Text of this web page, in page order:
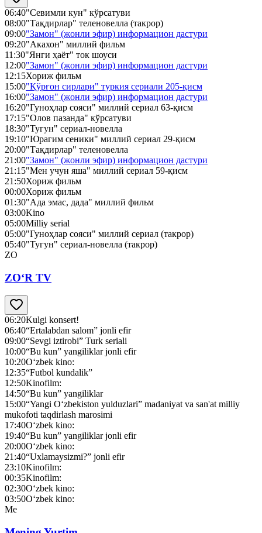
06:40"Севимли кун" кўрсатуви
08:00"Тақдирлар" теленовелла (такрор)
09:00"Замон" (жонли эфир) информацион дастури
09:20"Акахон" миллий фильм
11:30"Янги ҳаёт" ток шоуси
12:00"Замон" (жонли эфир) информацион дастури
12:15Хориж фильм
15:00"Қўрғон сирлари" туркия сериали 205-қисм
16:00"Замон" (жонли эфир) информацион дастури
16:20"Гуноҳлар сояси" миллий сериал 63-қисм
17:15"Олов пазанда" кўрсатуви
18:30"Тугун" сериал-новелла
19:10"Юрагим сеники" миллий сериал 29-қисм
20:00"Тақдирлар" теленовелла
21:00"Замон" (жонли эфир) информацион дастури
21:15"Мен учун яша" миллий сериал 59-қисм
21:50Хориж фильм
00:00Хориж фильм
01:30"Ада эмас, дада" миллий фильм
03:00Kino
05:00Milliy serial
05:00"Гуноҳлар сояси" миллий сериал (такрор)
05:40"Тугун" сериал-новелла (такрор)
ZO
ZO‘R TV
06:20Kulgi konsert!
06:40“Ertalabdan salom” jonli efir
09:00“Sevgi iztirobi” Turk seriali
10:00“Bu kun” yangiliklar jonli efir
10:20O‘zbek kino:
12:35“Futbol kundalik”
12:50Kinofilm:
14:50“Bu kun” yangiliklar
15:00“Yangi O‘zbekiston yulduzlari” madaniyat va san'at milliy
mukofoti taqdirlash marosimi
17:40O‘zbek kino:
19:40“Bu kun” yangiliklar jonli efir
20:00O‘zbek kino:
21:40“Uxlamaysizmi?” jonli efir
23:10Kinofilm:
00:35Kinofilm:
02:30O‘zbek kino:
03:50O‘zbek kino:
Me